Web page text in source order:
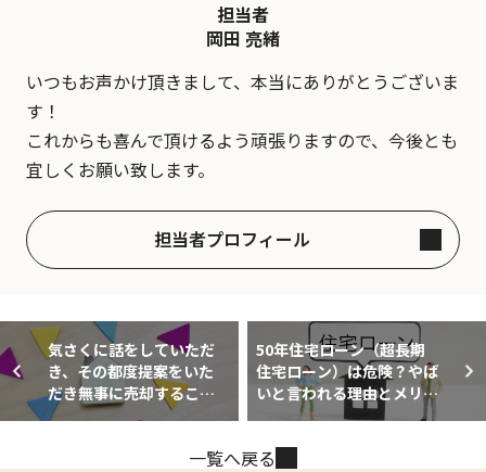
担当者
岡田 亮緒
いつもお声かけ頂きまして、本当にありがとうございま
す！
これからも喜んで頂けるよう頑張りますので、今後とも
宜しくお願い致します。
担当者プロフィール
気さくに話をしていただ
き、その都度提案をいた
だき無事に売却すること
が出来ました。 諦めなく
50年住宅ローン（超長期
住宅ローン）は危険？やば
いと言われる理由とメリッ
ト・デメリット
一覧へ戻る